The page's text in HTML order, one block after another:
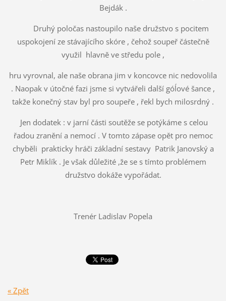
Bejdák .
Druhý poločas nastoupilo naše družstvo s pocitem
uspokojení ze stávajícího skóre , čehož soupeř částečně
využil hlavně ve středu pole ,
hru vyrovnal, ale naše obrana jim v koncovce nic nedovolila
. Naopak v útočné fazi jsme si vytvářeli další góĺové šance ,
takže konečný stav byl pro soupeře , řekl bych milosrdný .
Jen dodatek : v jarní části soutěže se potýkáme s celou
řadou zranění a nemocí . V tomto zápase opět pro nemoc
chyběli prakticky hráči základní sestavy Patrik Janovský a
Petr Miklík . Je však důležité ,že se s tímto problémem
družstvo dokáže vypořádat.
Trenér Ladislav Popela
« Zpět